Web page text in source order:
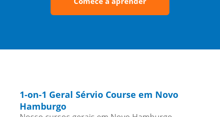
1-on-1 Geral Sérvio Course em Novo
Hamburgo